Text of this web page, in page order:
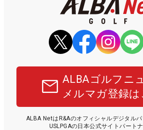
ALBAゴルフニ
メルマガ登録は
ALBA NetはR&Aのオフィシャルデジタル
USLPGAの日本公式サイトパートナ